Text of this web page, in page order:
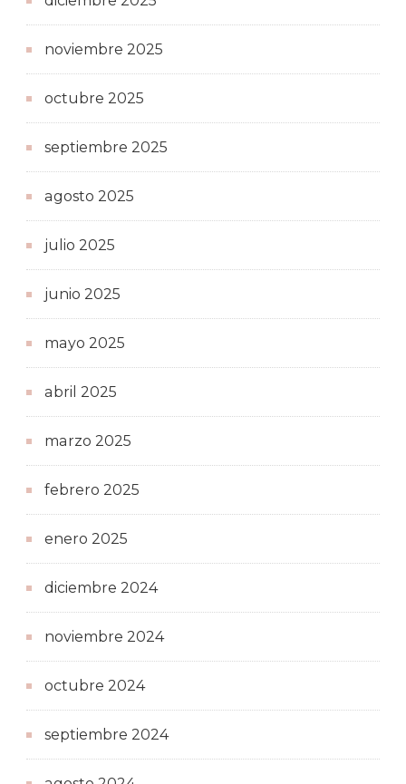
noviembre 2025
octubre 2025
septiembre 2025
agosto 2025
julio 2025
junio 2025
mayo 2025
abril 2025
marzo 2025
febrero 2025
enero 2025
diciembre 2024
noviembre 2024
octubre 2024
septiembre 2024